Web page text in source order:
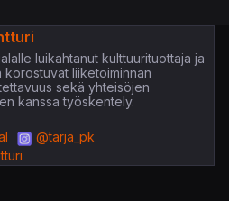
luikahtanut kulttuurituottaja ja
liiketoiminnan
sekä yhteisöjen
kanssa työskentely.
@tarja_pk